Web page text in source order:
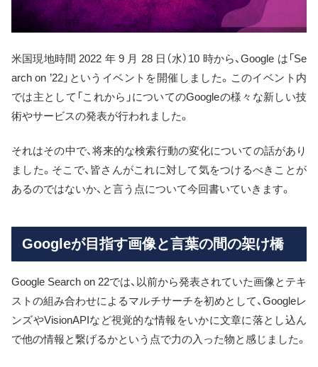
米国現地時間 2022 年 9 月 28 日（水）10 時から、Google は「Se
arch on ’22」というイベントを開催しました。このイベント内
では主として「これから」についてのGoogleの様々な新しい技
術やサービスの発表が行われました。
それはその中で、将来的な検索行動の変化についての話があり
ました。そこで、皆さんがこれに対して気をつけるべきことが
あるのではないか、と言う点について今回書いていきます。
Googleが目指す画像と言葉の間の架け橋
Google Search on 22では、以前から発表されていた画像とテキ
ストの組み合わせによるマルチサーチを初めとして、Googleレ
ンズやVisionAPIなど視覚的な情報をいかに文章に落とし込ん
で他の情報と繋げるかという点で力の入った物と感じました。